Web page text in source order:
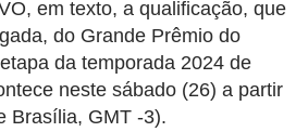
em texto, a qualificação, que
do Grande Prêmio do
da temporada 2024 de
neste sábado (26) a partir
Brasília, GMT -3).